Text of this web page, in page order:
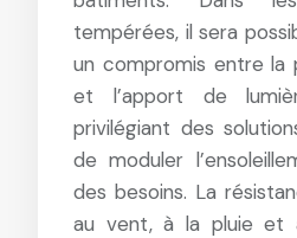
tempérées, il sera
un compromis entre la
et l’apport de
privilégiant des
de moduler
des besoins. La
au vent, à la pluie et